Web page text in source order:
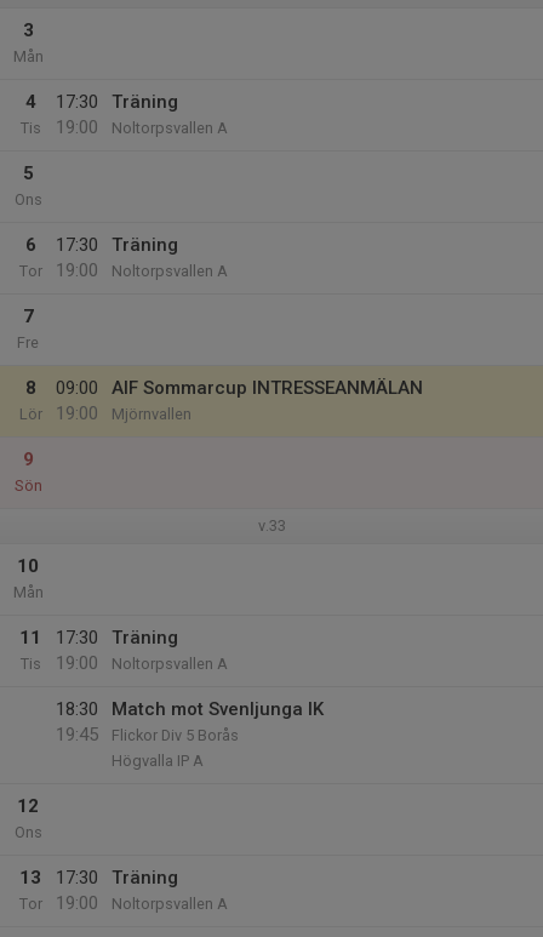
3
Mån
4
Tis
17:30
19:00
Träning
Noltorpsvallen A
5
Ons
6
Tor
17:30
19:00
Träning
Noltorpsvallen A
7
Fre
8
Lör
09:00
19:00
AIF Sommarcup INTRESSEANMÄLAN
Mjörnvallen
9
Sön
v.33
10
Mån
11
Tis
17:30
19:00
Träning
Noltorpsvallen A
18:30
19:45
Match mot Svenljunga IK
Flickor Div 5 Borås
Högvalla IP A
12
Ons
13
Tor
17:30
19:00
Träning
Noltorpsvallen A